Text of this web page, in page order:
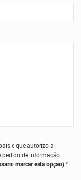
e que autorizo a
pedido de informação.
marcar esta opção) *